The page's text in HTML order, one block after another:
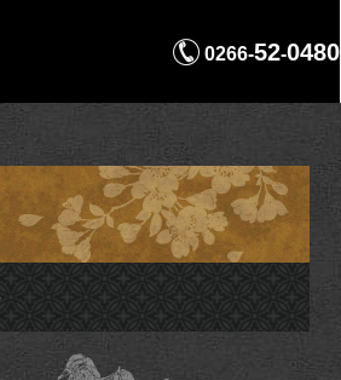
0266-52-0480